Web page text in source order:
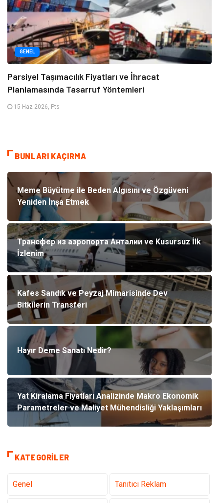
GENEL
Parsiyel Taşımacılık Fiyatları ve İhracat
Planlamasında Tasarruf Yöntemleri
15 Haz 2026, Pts
BUNLARI KAÇIRMA
Meme Büyütme ile Beden Algısını ve Özgüveni
Yeniden İnşa Etmek
Трансфер из аэропорта Анталии ve Kusursuz İlk
İzlenim
Kafes Sandık ve Peyzaj Mimarisinde Dev
Bitkilerin Transferi
Hayır Deme Sanatı Nedir?
Yat Kiralama Fiyatları Analizinde Makro Ekonomik
Parametreler ve Maliyet Mühendisliği Yaklaşımları
KATEGORILER
Genel Tanıtıcı Reklam